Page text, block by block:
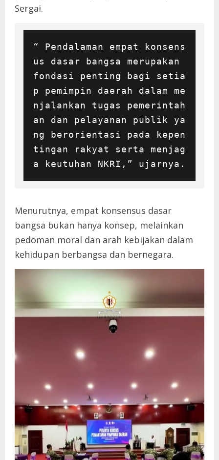
Sergai.
“ Pendalaman empat konsens
us dasar bangsa merupakan
fondasi penting bagi setia
p pemimpin daerah dalam me
njalankan tugas pemerintah
an dan pelayanan publik ya
ng berorientasi pada kepen
tingan rakyat serta menjag
a keutuhan NKRI,” ujarnya.
Menurutnya, empat konsensus dasar
bangsa bukan hanya konsep, melainkan
pedoman moral dan arah kebijakan dalam
kehidupan berbangsa dan bernegara.